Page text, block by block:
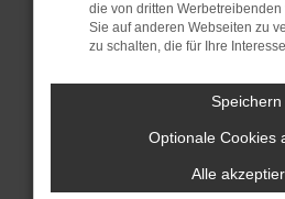
sind.
Veraltete Software birgt
führen, dass bestimmte
Wende dich an den
Wenn du alle oben
die von dritten
Sie auf anderen Webseiten zu
zu schalten, die für Ihre
Speichern
Optionale Cookies
Alle